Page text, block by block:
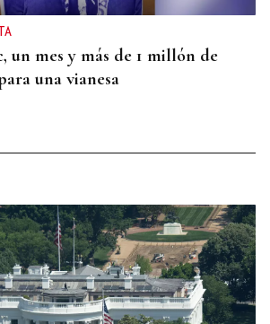
un mes y más de 1 millón de
una vianesa